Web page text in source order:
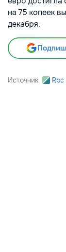
на 75 копеек
декабря.
Источник Rbc